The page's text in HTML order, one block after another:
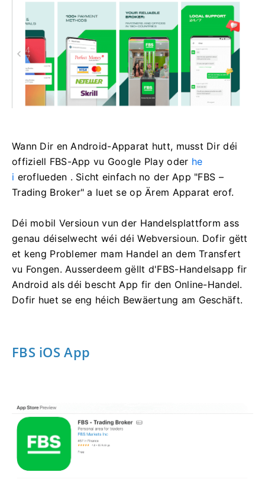
Wann Dir en Android-Apparat hutt, musst Dir déi
offiziell FBS-App vu Google Play oder he
i eroflueden . Sicht einfach no der App "FBS –
Trading Broker" a luet se op Ärem Apparat erof.
Déi mobil Versioun vun der Handelsplattform ass
genau déiselwecht wéi déi Webversioun. Dofir gëtt
et keng Problemer mam Handel an dem Transfert
vu Fongen. Ausserdeem gëllt d'FBS-Handelsapp fir
Android als déi bescht App fir den Online-Handel.
Dofir huet se eng héich Bewäertung am Geschäft.
FBS iOS App